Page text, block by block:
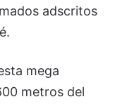
adscritos
mega
metros del